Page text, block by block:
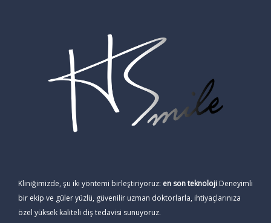
Kliniğimizde, şu iki yöntemi birleştiriyoruz: en son teknoloji Deneyimli
bir ekip ve güler yüzlü, güvenilir uzman doktorlarla, ihtiyaçlarınıza
özel yüksek kaliteli diş tedavisi sunuyoruz.